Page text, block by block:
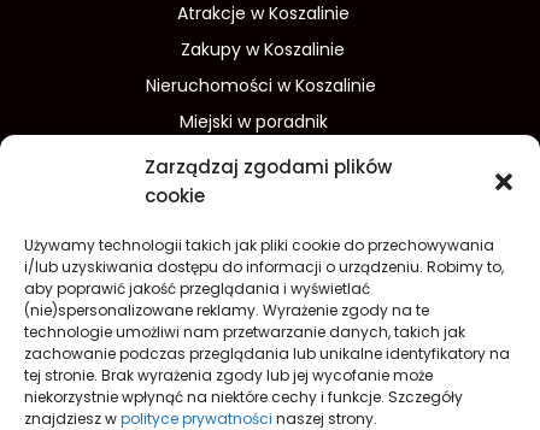
Zarządzaj zgodami plików
cookie
Używamy technologii takich jak pliki cookie do przechowywania
i/lub uzyskiwania dostępu do informacji o urządzeniu. Robimy to,
aby poprawić jakość przeglądania i wyświetlać
(nie)spersonalizowane reklamy. Wyrażenie zgody na te
technologie umożliwi nam przetwarzanie danych, takich jak
zachowanie podczas przeglądania lub unikalne identyfikatory na
tej stronie. Brak wyrażenia zgody lub jej wycofanie może
niekorzystnie wpłynąć na niektóre cechy i funkcje. Szczegóły
znajdziesz wpolityce prywatności naszej strony.
Atrakcje w Koszalinie
Zakupy w Koszalinie
Nieruchomości w Koszalinie
Miejski w poradnik
Wydarzenia w Koszalinie
Sport w Koszalinie
Finanse i inwestycje
Dom i ogród
Turystyka
Lifestyle
O nas
Redakcja
Reklama
Kontakt
Prywatność
Polityka prywatności Cookies (EU)